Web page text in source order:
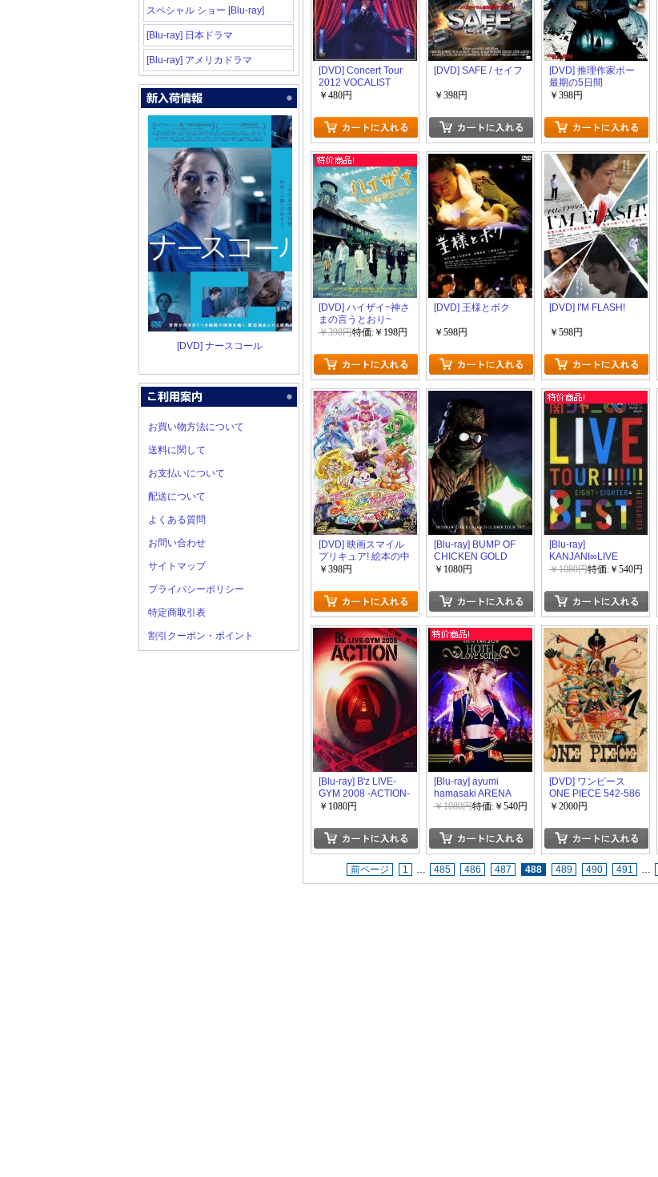
スペシャル ショー [Blu-ray]
[Blu-ray] 日本ドラマ
[Blu-ray] アメリカドラマ
[DVD] ナースコール
お買い物方法について
送料に関して
お支払いについて
配送について
よくある質問
お問い合わせ
サイトマップ
プライバシーポリシー
特定商取引表
割引クーポン・ポイント
[DVD] Concert Tour
2012 VOCALIST
VINTAGE & SONGS
￥480円
[DVD] SAFE / セイフ
￥398円
[DVD] 推理作家ポー
最期の5日間
￥398円
[DVD] ハイザイ~神さ
まの言うとおり~
￥398円特価:￥198円
[DVD] 王様とボク
￥598円
[DVD] I'M FLASH!
￥598円
[DVD] 映画スマイル
プリキュア! 絵本の中
はみんなチグハグ!
￥398円
[Blu-ray] BUMP OF
CHICKEN GOLD
GLIDER TOUR 2012
￥1080円
[Blu-ray]
KANJANI∞LIVE
TOUR!! 8EST～みん
だい?僕らの想いは無
限大!!～
￥1080円特価:￥540円
[Blu-ray] B'z LIVE-
GYM 2008 -ACTION-
￥1080円
[Blu-ray] ayumi
hamasaki ARENA
TOUR 2012 A(ロゴ)
songs~
￥1080円特価:￥540円
[DVD] ワンピース
ONE PIECE 542-586
￥2000円
前ページ 1 … 485 486 487 488 489 490 491 …